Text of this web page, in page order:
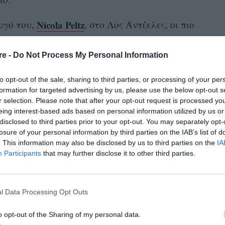
- Do Not Process My Personal Information
opt-out of the sale, sharing to third parties, or processing of your
for targeted advertising by us, please use the below opt-out
selection. Please note that after your opt-out request is processed
interest-based ads based on personal information utilized by us
to third parties prior to your opt-out. You may separately
of your personal information by third parties on the IAB’s list of
This information may also be disclosed by us to third parties on the
Participants that may further disclose it to other third parties.
Data Processing Opt Outs
opt-out of the Sharing of my personal data.
του, Nicola Peltz, στο Λος Άντζελες, οι πιο
παρέμβει σε ένα τατουάζ που είχε κάνει
προς τονπατέρατου.
μπράτσο του μια καρδιά, που στο
» και απέξω το μήνυμα «Σε αγαπώ, Bust [το
Beckham]». Πλέον λοιπόν έχεισβήσει
τα γράμματά της (Dad) με
λέξη «Μπαμπάς», αντικαθιστώντας τα
της (Dad) με σύμβολα.